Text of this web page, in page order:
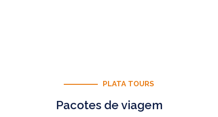
PLATA TOURS
Pacotes de viagem